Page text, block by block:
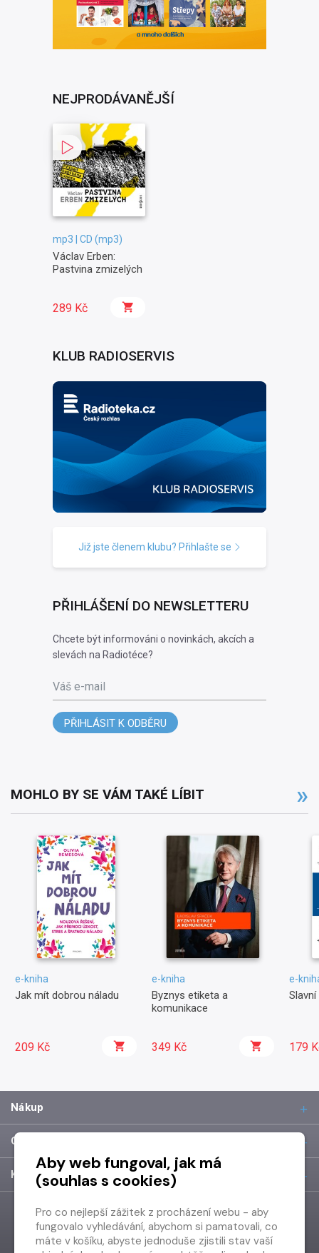
NEJPRODÁVANĚJŠÍ
mp3 | CD (mp3)
Václav Erben:
Pastvina zmizelých
289 Kč
KLUB RADIOSERVIS
Již jste členem klubu? Přihlašte se
PŘIHLÁŠENÍ DO NEWSLETTERU
Chcete být informováni o novinkách, akcích a
slevách na Radiotéce?
Váš e-mail
PŘIHLÁSIT K ODBĚRU
MOHLO BY SE VÁM TAKÉ LÍBIT
e-kniha
Jak mít dobrou náladu
209 Kč
e-kniha
Byznys etiketa a
komunikace
349 Kč
e-
179
Nákup
O společnosti
Kontakt
Aby web fungoval, jak má
(souhlas s cookies)
Pro co nejlepší zážitek z procházení webu - aby
fungovalo vyhledávání, abychom si pamatovali, co
máte v košíku, abyste jednoduše zjistili stav vaší